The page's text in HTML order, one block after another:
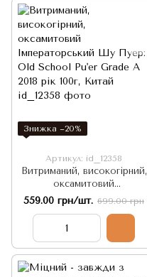
Знижка −20%
Артикул: id_12358
Витриманий, високогірний,
оксамитовий
Імператорський Шу Пуер:
Old School Pu'er Grade A
2018 рік 100г, Китай
559.00 грн/шт. 699.00 грн